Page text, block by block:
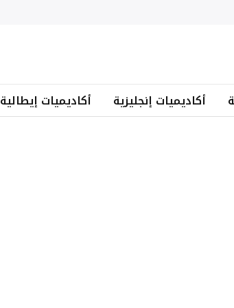
أكاديميات إنجليزية أكاديميات إيطالية